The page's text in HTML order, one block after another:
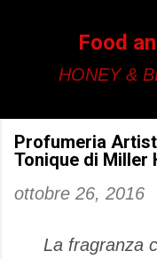
Food
HONEY &
Profumeria
Tonique di Miller
ottobre 26, 2016
La fragranza